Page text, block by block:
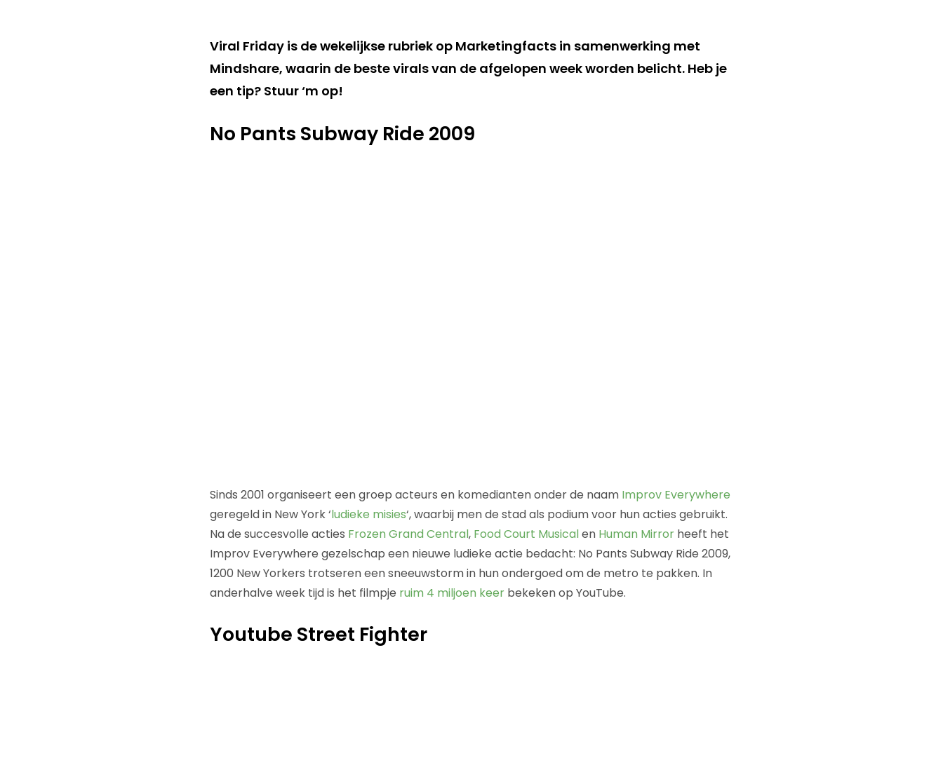
Viral Friday is de wekelijkse rubriek op Marketingfacts in samenwerking met
Mindshare, waarin de beste virals van de afgelopen week worden belicht. Heb je
een tip? Stuur ‘m op!
No Pants Subway Ride 2009
Sinds 2001 organiseert een groep acteurs en komedianten onder de naam Improv Everywhere
geregeld in New York ‘ludieke misies‘, waarbij men de stad als podium voor hun acties gebruikt.
Na de succesvolle acties Frozen Grand Central, Food Court Musicalen Human Mirrorheeft het
Improv Everywhere gezelschap een nieuwe ludieke actie bedacht: No Pants Subway Ride 2009,
1200 New Yorkers trotseren een sneeuwstorm in hun ondergoed om de metro te pakken. In
anderhalve week tijd is het filmpje ruim 4 miljoen keerbekeken op YouTube.
Youtube Street Fighter